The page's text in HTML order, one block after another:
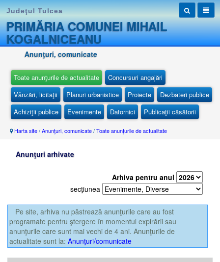
Judeţul Tulcea
PRIMĂRIA COMUNEI MIHAIL
KOGALNICEANU
Anunţuri, comunicate
Toate anunţurile de actualitate
Concursuri angajări
Vânzări, licitaţii
Planuri urbanistice Proiecte
Dezbateri publice
Achiziţii publice
Evenimente Datornici Publicaţii căsătorii
Harta site/Anunţuri, comunicate/Toate anunţurile de actualitate
Anunţuri arhivate
Arhiva pentru anul
secţiunea
Pe site, arhiva nu păstrează anunţurile care au fost
programate pentru ştergere în momentul expirării sau
anunţurile care sunt mai vechi de 4 ani. Anunţurile de
actualitate sunt la: Anunţuri/comunicate